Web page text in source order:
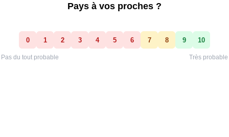
Pays à vos proches ?
Ne pas remplir
0 1 2 3 4 5 6 7 8 9 10
Pas du tout probable Très probable